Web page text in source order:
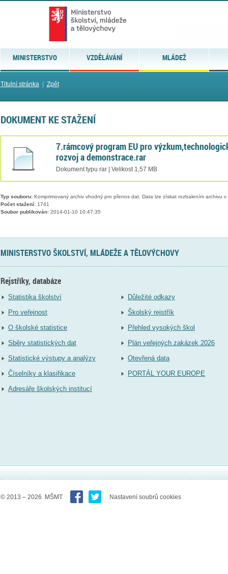
MINISTERSTVO VZDĚLÁVÁNÍ MLÁDEŽ
Titulní stránka| Zpět
DOKUMENT KE STAŽENÍ
7.rámcový program EU pro
rozvoj a demonstrace.rar
Dokument typu rar | Velikost 1,57 MB
Typ souboru:Komprimovaný archiv vhodný pro přenos dat. Data lze získat rozbalením archivu
Počet stažení:1741
Soubor publikován:2014-01-10 10:47:35
MINISTERSTVO ŠKOLSTVÍ, MLÁDEŽE A TĚLOVÝCHOVY
Rejstříky, databáze
Statistika školství
Pro veřejnost
O školské statistice
Sběry statistických dat
Statistické výstupy a analýzy
Číselníky a klasifikace
Adresáře školských institucí
Důležité odkazy
Školský rejstřík
Přehled vysokých škol
Plán veřejných zakázek 2026
Otevřená data
PORTÁL YOUR EUROPE
© 2013 – 2026 MŠMT Nastavení soubrů cookies